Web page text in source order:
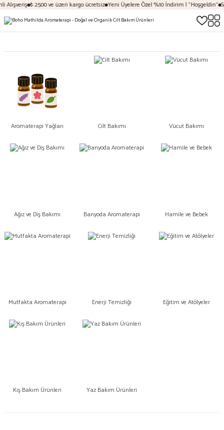
Alışveriş ₺ 2500 ve üzeri kargo ücretsiz Yeni Üyelere Özel %10 İndirim | "Hoşgeldin"
Aromaterapi Yağları Cilt Bakımı Vücut Bakımı
Ağız ve Diş Bakımı Banyoda Aromaterapi Hamile ve Bebek
Mutfakta Aromaterapi Enerji Temizliği Eğitim ve Atölyeler
Kış Bakım Ürünleri Yaz Bakım Ürünleri